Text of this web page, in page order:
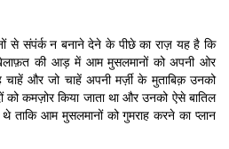
से संपंर्क न बनाने देने के पीछे का राज़ यह है कि
की आड़ में आम मुसलमानों को अपनी ओर
और जो चाहें अपनी मर्ज़ी के मुताबिक़ उनको
कमज़ोर किया जाता था और उनको ऐसे बातिल
आम मुसलमानों को गुमराह करने का प्लान